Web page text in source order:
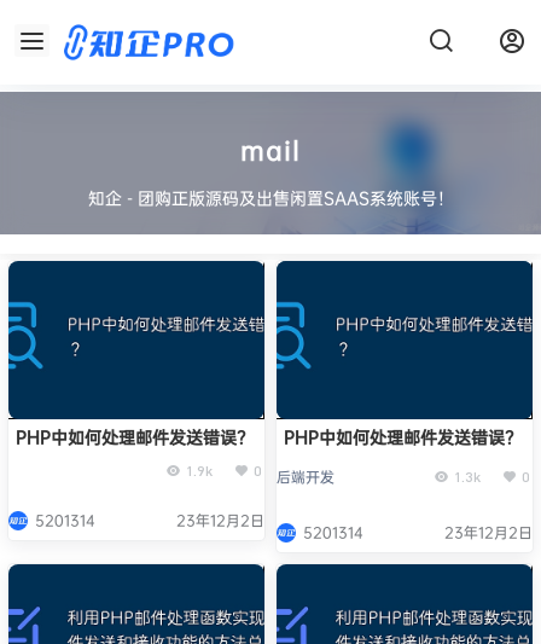
mail
知企 - 团购正版源码及出售闲置SAAS系统账号！
PHP中如何处理邮件发送错误？
1.9k 0
5201314 23年12月2日
PHP中如何处理邮件发送错误？
后端开发 1.3k 0
5201314 23年12月2日